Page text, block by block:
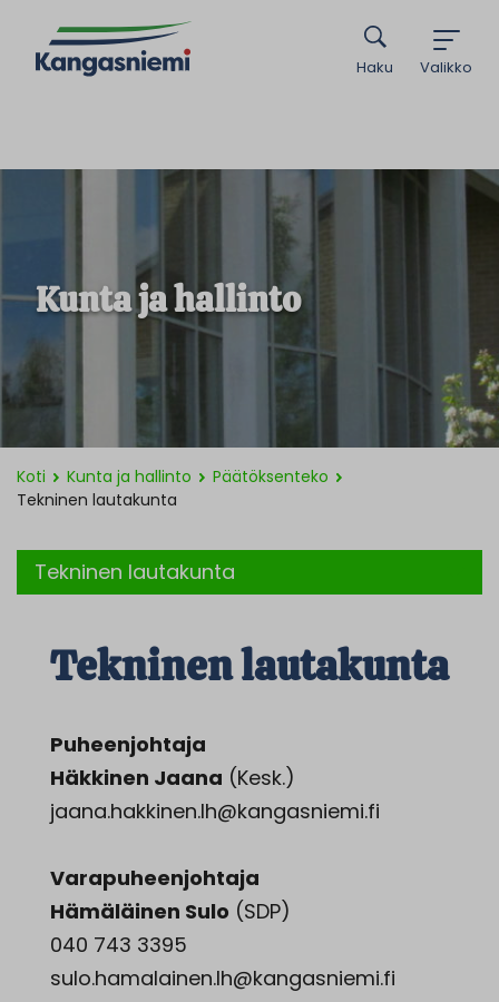
Valikko
Haku
Kunta ja hallinto
Koti Kunta ja hallinto
Päätöksenteko
Tekninen lautakunta
Tekninen lautakunta
Tekninen lautakunta
Puheenjohtaja
Häkkinen Jaana (Kesk.)
jaana.hakkinen.lh@kangasniemi.fi
Varapuheenjohtaja
Hämäläinen Sulo (SDP)
040 743 3395
sulo.hamalainen.lh@kangasniemi.fi